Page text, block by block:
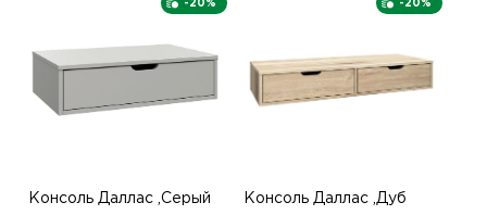
-20%
Консоль Даллас ,Серый
-20%
Консоль Даллас ,Дуб